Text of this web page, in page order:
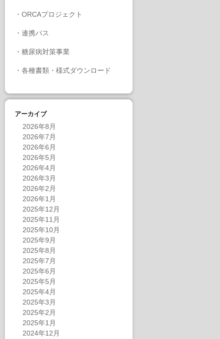
・ ORCAプロジェクト
・ 連携パス
・ 糖尿病対策事業
・ 各種書類・様式ダウンロード
アーカイブ
2026年8月
2026年7月
2026年6月
2026年5月
2026年4月
2026年3月
2026年2月
2026年1月
2025年12月
2025年11月
2025年10月
2025年9月
2025年8月
2025年7月
2025年6月
2025年5月
2025年4月
2025年3月
2025年2月
2025年1月
2024年12月